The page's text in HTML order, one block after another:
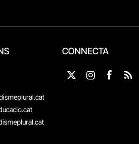
CONNECTA
X
Instagram
Facebook
RSS